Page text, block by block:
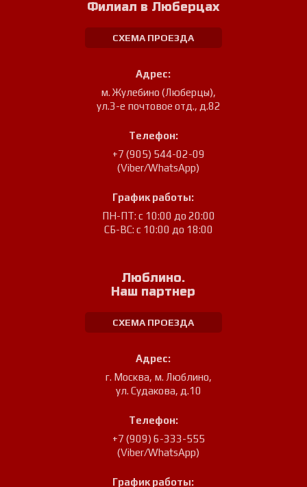
Филиал в Люберцах
СХЕМА ПРОЕЗДА
Адрес:
м. Жулебино (Люберцы),
ул.3-е почтовое отд., д.82
Телефон:
+7 (905) 544-02-09
(Viber/WhatsApp)
График работы:
ПН-ПТ: с 10:00 до 20:00
СБ-ВС: с 10:00 до 18:00
Люблино.
Наш партнер
СХЕМА ПРОЕЗДА
Адрес:
г. Москва, м. Люблино,
ул. Судакова, д.10
Телефон:
+7 (909) 6-333-555
(Viber/WhatsApp)
График работы: